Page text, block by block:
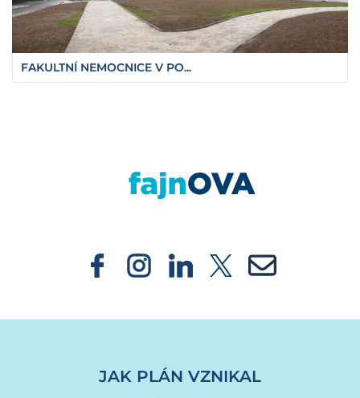
FAKULTNÍ NEMOCNICE V PO...
JAK PLÁN VZNIKAL